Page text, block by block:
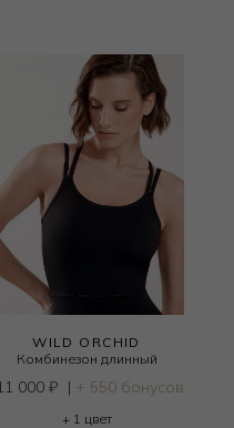
WILD ORCHID
Комбинезон длинный
000 ₽ | + 550 бонусов
+ 1 цвет